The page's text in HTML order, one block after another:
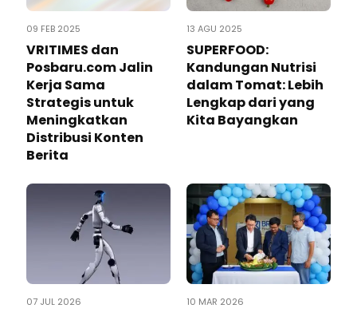
09 FEB 2025
VRITIMES dan
Posbaru.com Jalin
Kerja Sama
Strategis untuk
Meningkatkan
Distribusi Konten
Berita
13 AGU 2025
SUPERFOOD:
Kandungan Nutrisi
dalam Tomat: Lebih
Lengkap dari yang
Kita Bayangkan
07 JUL 2026 10 MAR 2026